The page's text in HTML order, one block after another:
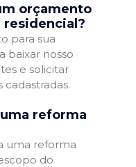
orçamento
residencial?
para sua
baixar nosso
e solicitar
reforma
uma reforma
do